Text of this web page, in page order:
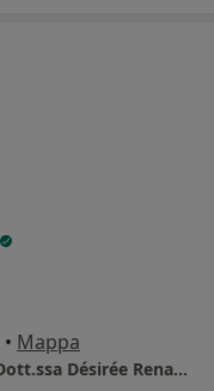
• Mappa
Studio Psicologia e Psicoterapia Dott.ssa Désirée Renault - tariffa definibile in base al tipo di prestazione